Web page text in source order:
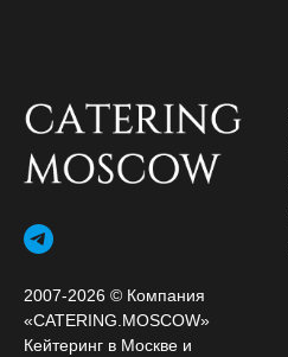
2007-2026 © Компания
«CATERING.MOSCOW»
Кейтеринг в Москве и